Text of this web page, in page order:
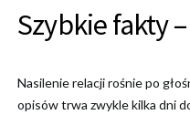
Szybkie fakty
Nasilenie relacji rośnie po
opisów trwa zwykle kilka dni